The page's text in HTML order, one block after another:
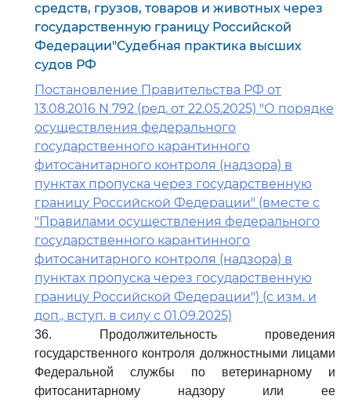
средств, грузов, товаров и животных через
государственную границу Российской
Федерации"Судебная практика высших
судов РФ
Постановление Правительства РФ от
13.08.2016 N 792 (ред. от 22.05.2025) "О порядке
осуществления федерального
государственного карантинного
фитосанитарного контроля (надзора) в
пунктах пропуска через государственную
границу Российской Федерации" (вместе с
"Правилами осуществления федерального
государственного карантинного
фитосанитарного контроля (надзора) в
пунктах пропуска через государственную
границу Российской Федерации") (с изм. и
доп., вступ. в силу с 01.09.2025)
36. Продолжительность проведения
государственного контроля должностными лицами
Федеральной службы по ветеринарному и
фитосанитарному надзору или ее